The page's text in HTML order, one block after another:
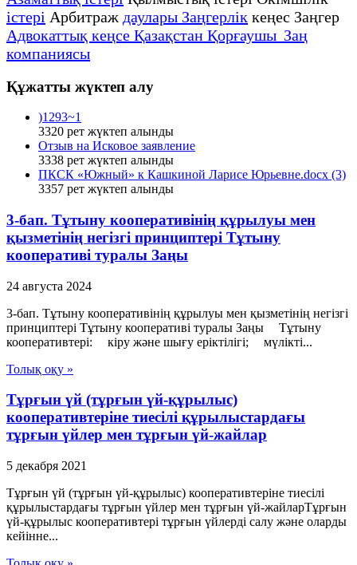
істері Арбитраж даулары Заңгерлік кеңес Заңгер
Адвокаттық кеңсе Қазақстан Қорғаушы Заң
компаниясы
Құжатты жүктеп алу
)1293~1
3320 рет жүктеп алынды
Отзыв на Исковое заявление
3338 рет жүктеп алынды
ПКСК «Южный» к Кашкиной Ларисе Юрьевне.docx (3)
3357 рет жүктеп алынды
3-бап. Тұтыну кооперативiнiң құрылуы мен
қызметiнiң негiзгі принциптерi Тұтыну
кооперативі туралы Заңы
24 августа 2024
3-бап. Тұтыну кооперативiнiң құрылуы мен қызметiнiң негiзгі
принциптерi Тұтыну кооперативі туралы Заңы Тұтыну
кооперативтерi: кiру және шығу ерiктiлiгi; мүлiктi...
Толық оқу »
Тұрғын үй (тұрғын үй-құрылыс)
кооперативтеріне тиесілі құрылыстардағы
тұрғын үйлер мен тұрғын үй-жайлар
5 декабря 2021
Тұрғын үй (тұрғын үй-құрылыс) кооперативтеріне тиесілі
құрылыстардағы тұрғын үйлер мен тұрғын үй-жайларТұрғын
үй-құрылыс кооперативтері тұрғын үйлерді салу және оларды
кейінне...